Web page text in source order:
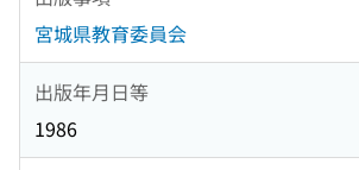
宮城県教育委員会
出版年月日等
1986